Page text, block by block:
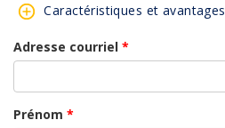
Caractéristiques et avantages
Adresse courriel *
Prénom *